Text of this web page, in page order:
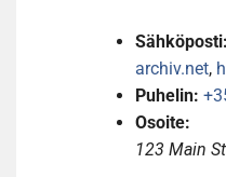
Sähköposti:
archiv.net,
Puhelin:
Osoite:
123 Main